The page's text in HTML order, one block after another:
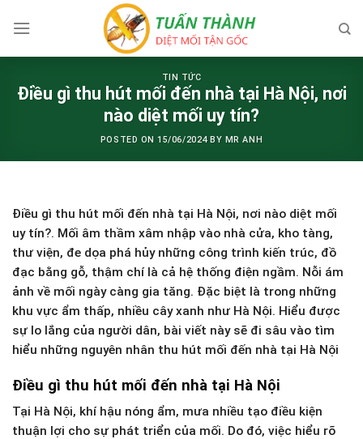
TIN TỨC
Điều gì thu hút mối đến nhà tại Hà Nội, nơi
nào diệt mối uy tín?
POSTED ON15/06/2024BY MR ANH
Điều gì thu hút mối đến nhà tại Hà Nội, nơi nào diệt mối
uy tín?. Mối âm thầm xâm nhập vào nhà cửa, kho tàng,
thư viện, đe dọa phá hủy những công trình kiến trúc, đồ
đạc bằng gỗ, thậm chí là cả hệ thống điện ngầm. Nỗi ám
ảnh về mối ngày càng gia tăng. Đặc biệt là trong những
khu vực ẩm thấp, nhiều cây xanh như Hà Nội. Hiểu được
sự lo lắng của người dân, bài viết này sẽ đi sâu vào tìm
hiểu những nguyên nhân thu hút mối đến nhà tại Hà Nội
Điều gì thu hút mối đến nhà tại Hà Nội
Tại Hà Nội, khí hậu nóng ẩm, mưa nhiều tạo điều kiện
thuận lợi cho sự phát triển của mối. Do đó, việc hiểu rõ